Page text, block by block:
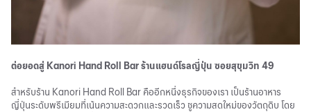
ต่อยอดสู่ Kanori Hand Roll Bar ร้านแฮนด์โรลญี่ปุ่น ซอยสุขุมวิท 49
สำหรับร้าน Kanori Hand Roll Bar คืออีกหนึ่งธุรกิจของเรา เป็นร้านอาหาร
ญี่ปุ่นระดับพรีเมียมที่เน้นความสะดวกและรวดเร็ว ชูความสดใหม่ของวัตถุดิบ โดย